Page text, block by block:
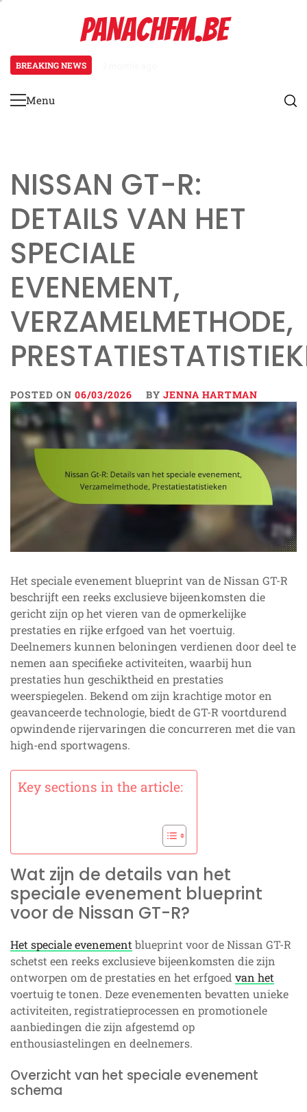
PANACHFM.BE
BREAKING NEWS
Primary
Menu
NISSAN GT-R:
DETAILS VAN HET
SPECIALE
EVENEMENT,
VERZAMELMETHODE,
POSTED ON 06/03/2026 BY JENNA HARTMAN
Het speciale evenement blueprint van de Nissan GT-R
beschrijft een reeks exclusieve bijeenkomsten die
gericht zijn op het vieren van de opmerkelijke
prestaties en rijke erfgoed van het voertuig.
Deelnemers kunnen beloningen verdienen door deel te
nemen aan specifieke activiteiten, waarbij hun
prestaties hun geschiktheid en prestaties
weerspiegelen. Bekend om zijn krachtige motor en
geavanceerde technologie, biedt de GT-R voortdurend
opwindende rijervaringen die concurreren met die van
high-end sportwagens.
Key sections in the article:
Wat zijn de details van het
speciale evenement blueprint
voor de Nissan GT-R?
Het speciale evenementblueprint voor de Nissan GT-R
schetst een reeks exclusieve bijeenkomsten die zijn
ontworpen om de prestaties en het erfgoed van het
voertuig te tonen. Deze evenementen bevatten unieke
activiteiten, registratieprocessen en promotionele
aanbiedingen die zijn afgestemd op
enthousiastelingen en deelnemers.
Overzicht van het speciale evenement
schema